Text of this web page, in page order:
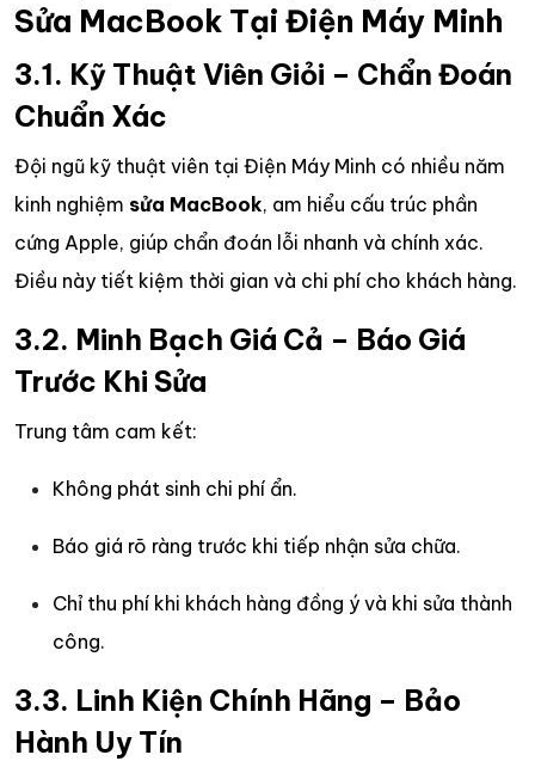
Sửa MacBook Tại Điện Máy Minh
3.1. Kỹ Thuật Viên Giỏi – Chẩn Đoán
Chuẩn Xác
Đội ngũ kỹ thuật viên tại Điện Máy Minh có nhiều năm
kinh nghiệm sửa MacBook, am hiểu cấu trúc phần
cứng Apple, giúp chẩn đoán lỗi nhanh và chính xác.
Điều này tiết kiệm thời gian và chi phí cho khách hàng.
3.2. Minh Bạch Giá Cả – Báo Giá
Trước Khi Sửa
Trung tâm cam kết:
Không phát sinh chi phí ẩn.
Báo giá rõ ràng trước khi tiếp nhận sửa chữa.
Chỉ thu phí khi khách hàng đồng ý và khi sửa thành
công.
3.3. Linh Kiện Chính Hãng – Bảo
Hành Uy Tín